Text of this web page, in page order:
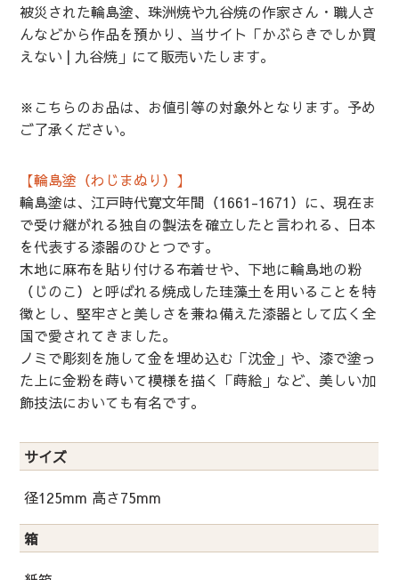
被災された輪島塗、珠洲焼や九谷焼の作家さん・職人さ
んなどから作品を預かり、当サイト「かぶらきでしか買
えない | 九谷焼」にて販売いたします。
※こちらのお品は、お値引等の対象外となります。予め
ご了承ください。
【輪島塗（わじまぬり）】
輪島塗は、江戸時代寛文年間（1661-1671）に、現在ま
で受け継がれる独自の製法を確立したと言われる、日本
を代表する漆器のひとつです。
木地に麻布を貼り付ける布着せや、下地に輪島地の粉
（じのこ）と呼ばれる焼成した珪藻土を用いることを特
徴とし、堅牢さと美しさを兼ね備えた漆器として広く全
国で愛されてきました。
ノミで彫刻を施して金を埋め込む「沈金」や、漆で塗っ
た上に金粉を蒔いて模様を描く「蒔絵」など、美しい加
飾技法においても有名です。
サイズ
径125mm 高さ75mm
箱